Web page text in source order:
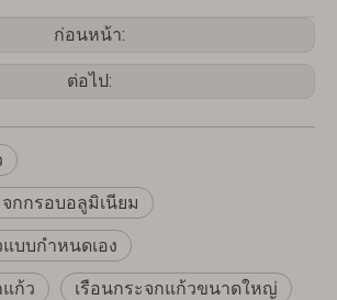
ก่อนหน้า:
ต่อไป:
กกรอบอลูมิเนียม
บบกำหนดเอง
ก้ว เรือนกระจกแก้วขนาดใหญ่